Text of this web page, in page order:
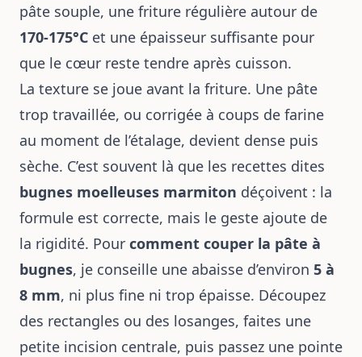
pâte souple, une friture régulière autour de
170-175°C et une épaisseur suffisante pour
que le cœur reste tendre après cuisson.
La texture se joue avant la friture. Une pâte
trop travaillée, ou corrigée à coups de farine
au moment de l’étalage, devient dense puis
sèche. C’est souvent là que les recettes dites
bugnes moelleuses marmiton déçoivent : la
formule est correcte, mais le geste ajoute de
la rigidité. Pour comment couper la pâte à
bugnes, je conseille une abaisse d’environ 5 à
8 mm, ni plus fine ni trop épaisse. Découpez
des rectangles ou des losanges, faites une
petite incision centrale, puis passez une pointe